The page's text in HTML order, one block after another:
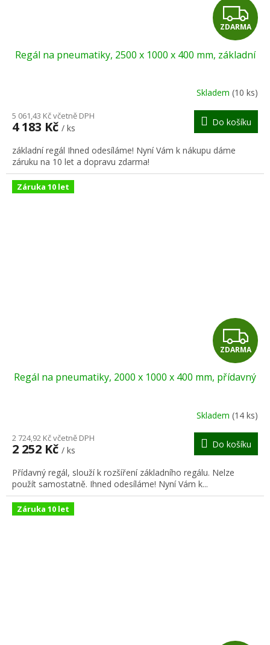
Z
D
A
R
M
A
ZDARMA
Regál na pneumatiky, 2500 x 1000 x 400 mm, základní
Skladem (10 ks)
5 061,43 Kč včetně DPH
4 183 Kč / ks
Do košíku
základní regál Ihned odesíláme! Nyní Vám k nákupu dáme
záruku na 10 let a dopravu zdarma!
Záruka 10 let
Z
D
A
R
M
A
ZDARMA
Regál na pneumatiky, 2000 x 1000 x 400 mm, přídavný
Skladem (14 ks)
2 724,92 Kč včetně DPH
2 252 Kč / ks
Do košíku
Přídavný regál, slouží k rozšíření základního regálu. Nelze
použít samostatně. Ihned odesíláme! Nyní Vám k...
Záruka 10 let